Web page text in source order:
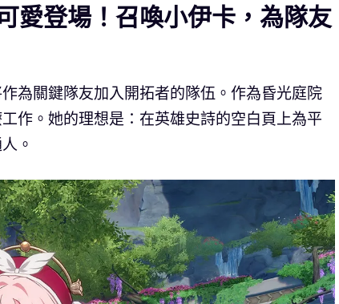
登場！召喚小伊卡，為隊友
為關鍵隊友加入開拓者的隊伍。作為昏光庭院
作。她的理想是：在英雄史詩的空白頁上為平
。